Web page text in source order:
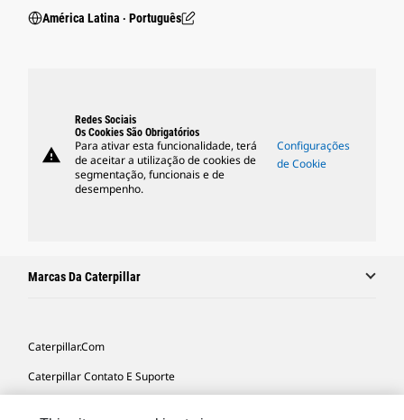
América Latina ‧ Português
warning
Redes Sociais
Os Cookies São Obrigatórios
Para ativar esta funcionalidade, terá
de aceitar a utilização de cookies de
segmentação, funcionais e de
desempenho.
Configurações
de Cookie
Marcas Da Caterpillar
Caterpillar.com
Caterpillar Contato E Suporte